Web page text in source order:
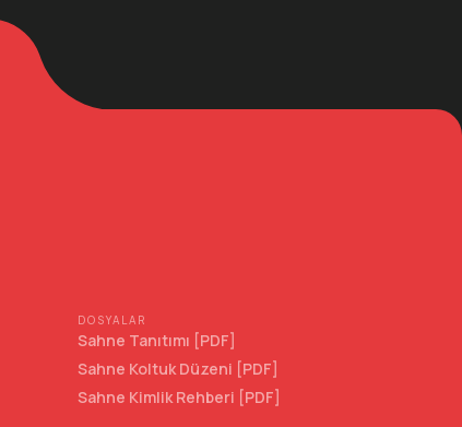
DOSYALAR
Sahne Tanıtımı [PDF]
Sahne Koltuk Düzeni [PDF]
Sahne Kimlik Rehberi [PDF]